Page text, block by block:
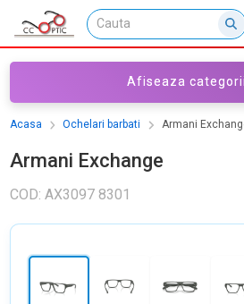
Afiseaza
Acasa Ochelari barbati Armani
Armani Exchange
COD: AX3097 8301